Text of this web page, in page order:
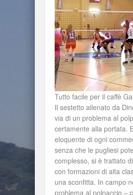
Tutto facile per il caffè
Il sestetto allenato da
via di un problema al
certamente alla portata.
eloquente di ogni
senza che le pugliesi
complesso, si è trattato
con formazioni di alta
una sconfitta. In campo
problema al polpaccio –